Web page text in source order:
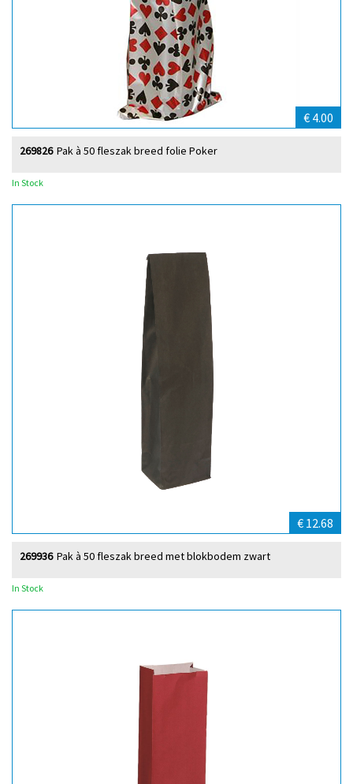
€ 4.00
Pak à 50 fleszak breed folie Poker
269826
In Stock
€ 12.68
Pak à 50 fleszak breed met blokbodem zwart
269936
In Stock